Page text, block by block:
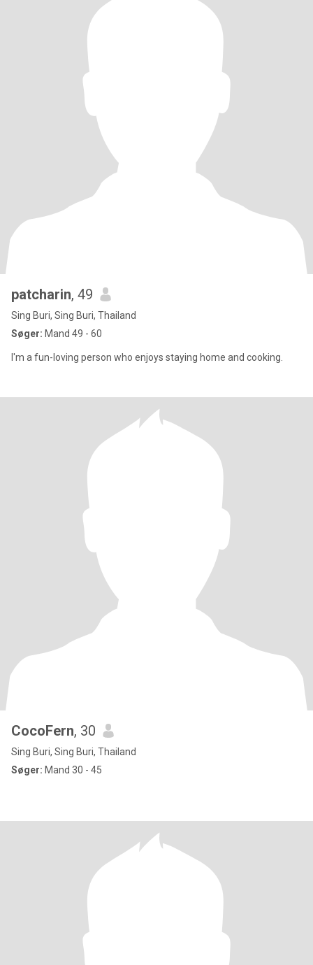
patcharin, 49
Sing Buri, Sing Buri, Thailand
Søger: Mand 49 - 60
I'm a fun-loving person who enjoys staying home and cooking.
CocoFern, 30
Sing Buri, Sing Buri, Thailand
Søger: Mand 30 - 45